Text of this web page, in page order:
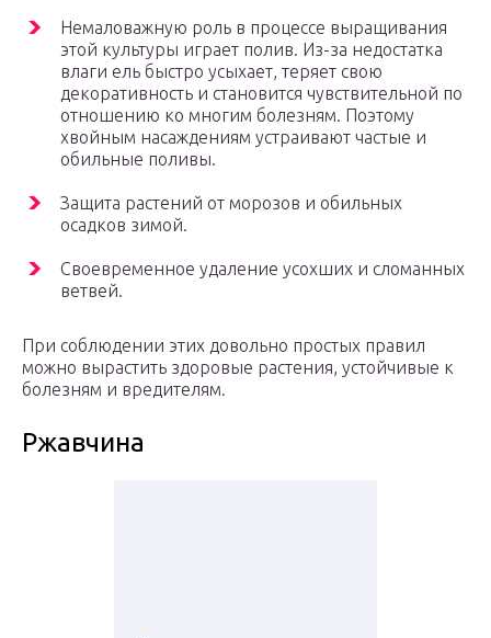
Немаловажную роль в процессе выращивания
этой культуры играет полив. Из-за недостатка
влаги ель быстро усыхает, теряет свою
декоративность и становится чувствительной по
отношению ко многим болезням. Поэтому
хвойным насаждениям устраивают частые и
обильные поливы.
Защита растений от морозов и обильных
осадков зимой.
Своевременное удаление усохших и сломанных
ветвей.
При соблюдении этих довольно простых правил
можно вырастить здоровые растения, устойчивые к
болезням и вредителям.
Ржавчина